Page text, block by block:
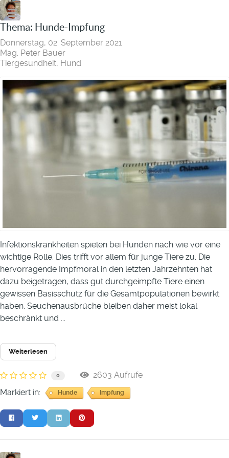
Thema: Hunde-Impfung
Donnerstag, 02. September 2021
Mag. Peter Bauer
Tiergesundheit Hund
Infektionskrankheiten spielen bei Hunden nach wie vor eine
wichtige Rolle. Dies trifft vor allem für junge Tiere zu. Die
hervorragende Impfmoral in den letzten Jahrzehnten hat
dazu beigetragen, dass gut durchgeimpfte Tiere einen
gewissen Basisschutz für die Gesamtpopulationen bewirkt
haben. Seuchenausbrüche bleiben daher meist lokal
beschränkt und ...
Weiterlesen
0
2603 Aufrufe
Markiert in:
Hunde Impfung